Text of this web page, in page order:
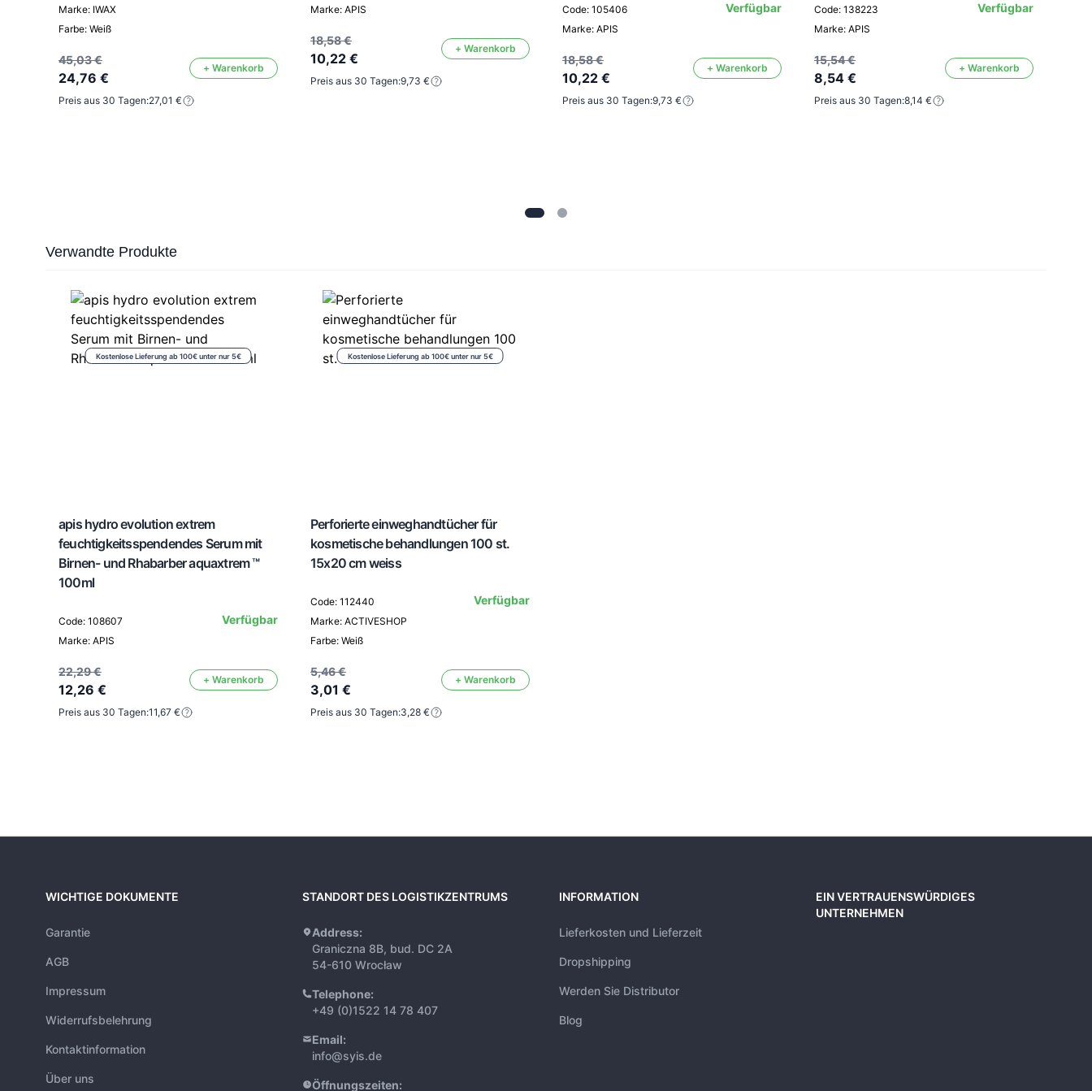
Marke: IWAX
Farbe: Weiß
45,03 €
24,76 €
+ Warenkorb
Preis aus 30 Tagen:27,01 €
Marke: APIS
18,58 €
10,22 €
+ Warenkorb
Preis aus 30 Tagen:9,73 €
Code: 105406
Marke: APIS
Verfügbar
18,58 €
10,22 €
+ Warenkorb
Preis aus 30 Tagen:9,73 €
Code: 138223
Marke: APIS
Verfügbar
15,54 €
8,54 €
+ Warenkorb
Preis aus 30 Tagen:8,14 €
Press to skip carousel
Verwandte Produkte
Kostenlose Lieferung ab 100€ unter nur 5€
apis hydro evolution extrem
feuchtigkeitsspendendes Serum mit
Birnen- und Rhabarber aquaxtrem ™
100ml
Code: 108607
Marke: APIS
Verfügbar
22,29 €
12,26 €
+ Warenkorb
Preis aus 30 Tagen:11,67 €
Kostenlose Lieferung ab 100€ unter nur 5€
Perforierte einweghandtücher für
kosmetische behandlungen 100 st.
15x20 cm weiss
Code: 112440
Marke: ACTIVESHOP
Farbe: Weiß
Verfügbar
5,46 €
3,01 €
+ Warenkorb
Preis aus 30 Tagen:3,28 €
WICHTIGE DOKUMENTE
Garantie
AGB
Impressum
Widerrufsbelehrung
Kontaktinformation
Über uns
STANDORT DES LOGISTIKZENTRUMS
Address:
Graniczna 8B, bud. DC 2A
54-610 Wrocław
Telephone:
+49 (0)1522 14 78 407
Email:
info@syis.de
Öffnungszeiten:
INFORMATION
Lieferkosten und Lieferzeit
Dropshipping
Werden Sie Distributor
Blog
EIN VERTRAUENSWÜRDIGES
UNTERNEHMEN